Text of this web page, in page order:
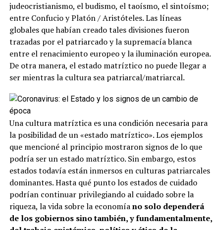
judeocristianismo, el budismo, el taoísmo, el sintoísmo;
entre Confucio y Platón / Aristóteles. Las líneas
globales que habían creado tales divisiones fueron
trazadas por el patriarcado y la supremacía blanca
entre el renacimiento europeo y la iluminación europea.
De otra manera, el estado matríztico no puede llegar a
ser mientras la cultura sea patriarcal/matriarcal.
Una cultura matríztica es una condición necesaria para
la posibilidad de un «estado matríztico». Los ejemplos
que mencioné al principio mostraron signos de lo que
podría ser un estado matríztico. Sin embargo, estos
estados todavía están inmersos en culturas patriarcales
dominantes. Hasta qué punto los estados de cuidado
podrían continuar privilegiando al cuidado sobre la
riqueza, la vida sobre la economíano solo dependerá
de los gobiernos sino también, y fundamentalmente,